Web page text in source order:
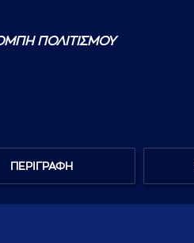
ΠΟΛΙΤΙΣΜΟΥ
ΠΕΡΙΓΡΑΦΗ